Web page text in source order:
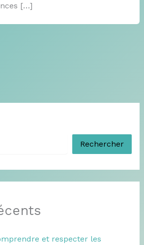
[…]
Rechercher
et respecter les